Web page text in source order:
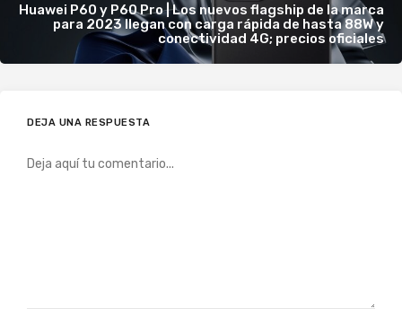
Huawei P60 y P60 Pro | Los nuevos flagship de la marca
para 2023 llegan con carga rápida de hasta 88W y
conectividad 4G; precios oficiales
DEJA UNA RESPUESTA